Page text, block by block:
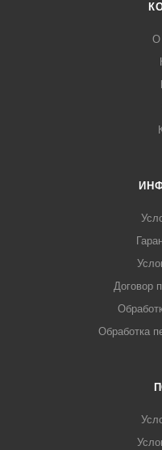
О
Договор
Обработка